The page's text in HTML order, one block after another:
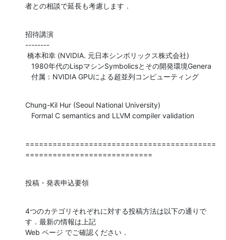
者との相談で延長も考慮します．
招待講演
--------
   付属：NVIDIA GPUによる超並列コンピューティング
Chung-Kil Hur (Seoul National University)
   Formal C semantics and LLVM compiler validation
==========================================
============================
投稿・発表申込要領
4つのカテゴリそれぞれに対する投稿方法は以下の通りで
す．最新の情報は上記
Web ページ でご確認ください．